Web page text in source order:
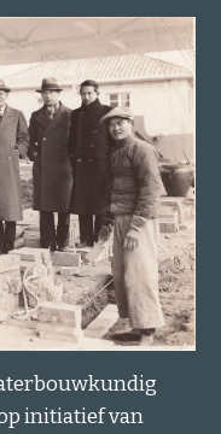
initiatief van